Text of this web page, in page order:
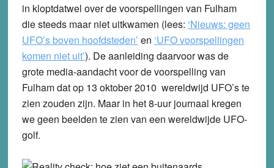
in kloptdatwel over de voorspellingen van Fulham
die steeds maar niet uitkwamen (lees: ‘Nieuws: geen
UFO’s boven hoofdsteden’ en ‘UFO voorspellingen
komen niet uit’). De aanleiding daarvoor was de
grote media-aandacht voor de voorspelling van
Fulham dat op 13 oktober 2010 wereldwijd UFO’s te
zien zouden zijn. Maar in het 8-uur journaal kregen
we geen beelden te zien van een wereldwijde UFO-
golf.